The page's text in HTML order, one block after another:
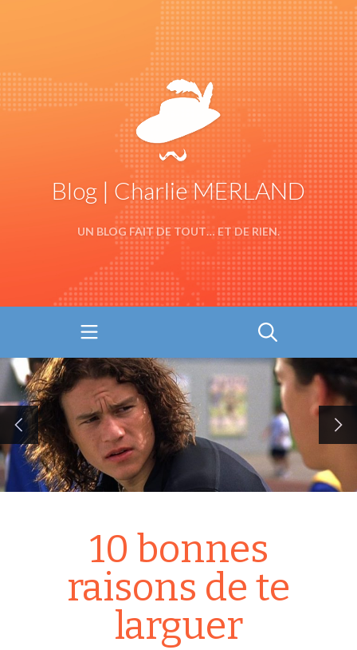
Blog | Charlie MERLAND
UN BLOG FAIT DE TOUT… ET DE RIEN.
10 bonnes
raisons de te
larguer